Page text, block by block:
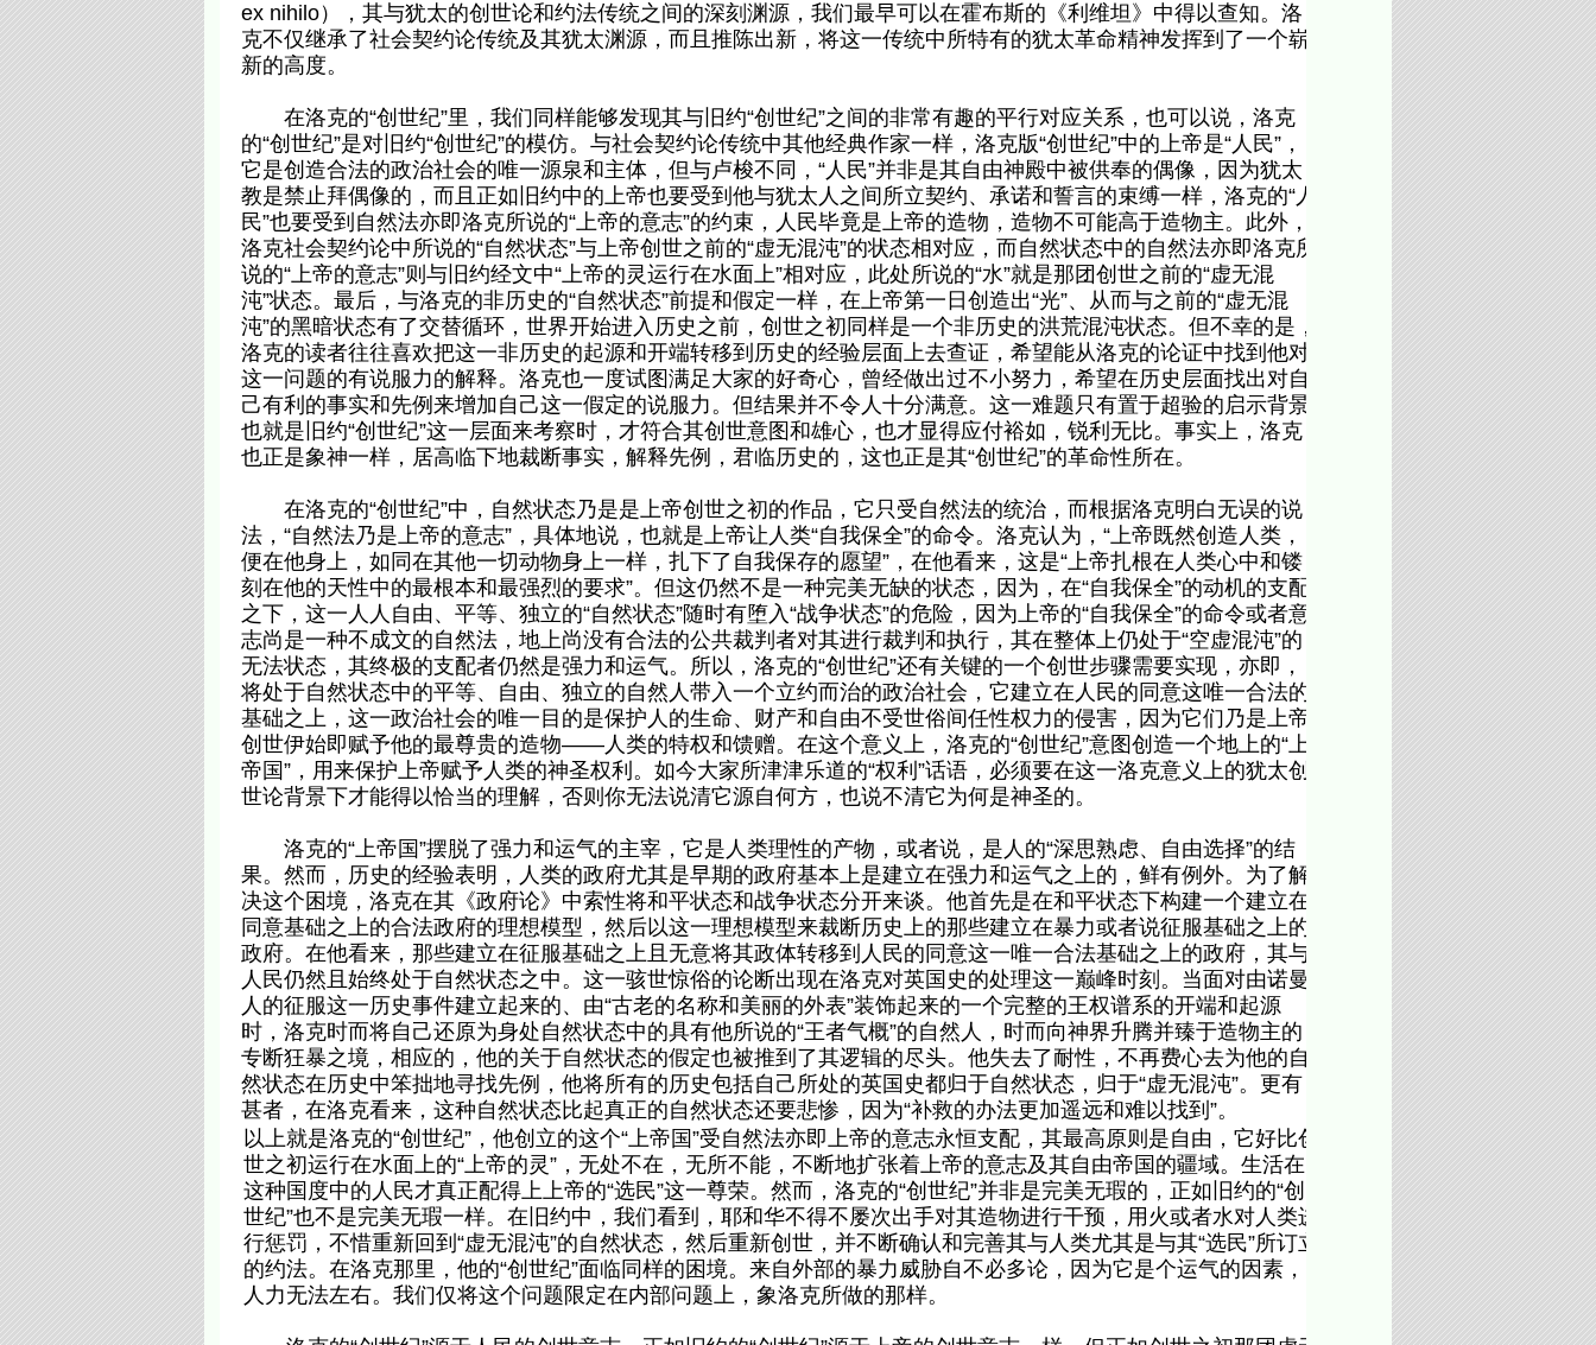
ex nihilo），其与犹太的创世论和约法传统之间的深刻渊源，我们最早可以在霍布斯的《利维坦》中得以查知。洛
克不仅继承了社会契约论传统及其犹太渊源，而且推陈出新，将这一传统中所特有的犹太革命精神发挥到了一个崭
新的高度。
在洛克的“创世纪”里，我们同样能够发现其与旧约“创世纪”之间的非常有趣的平行对应关系，也可以说，洛克
的“创世纪”是对旧约“创世纪”的模仿。与社会契约论传统中其他经典作家一样，洛克版“创世纪”中的上帝是“人民”，
它是创造合法的政治社会的唯一源泉和主体，但与卢梭不同，“人民”并非是其自由神殿中被供奉的偶像，因为犹太
教是禁止拜偶像的，而且正如旧约中的上帝也要受到他与犹太人之间所立契约、承诺和誓言的束缚一样，洛克的“人
民”也要受到自然法亦即洛克所说的“上帝的意志”的约束，人民毕竟是上帝的造物，造物不可能高于造物主。此外，
洛克社会契约论中所说的“自然状态”与上帝创世之前的“虚无混沌”的状态相对应，而自然状态中的自然法亦即洛克所
说的“上帝的意志”则与旧约经文中“上帝的灵运行在水面上”相对应，此处所说的“水”就是那团创世之前的“虚无混
沌”状态。最后，与洛克的非历史的“自然状态”前提和假定一样，在上帝第一日创造出“光”、从而与之前的“虚无混
沌”的黑暗状态有了交替循环，世界开始进入历史之前，创世之初同样是一个非历史的洪荒混沌状态。但不幸的是，
洛克的读者往往喜欢把这一非历史的起源和开端转移到历史的经验层面上去查证，希望能从洛克的论证中找到他对
这一问题的有说服力的解释。洛克也一度试图满足大家的好奇心，曾经做出过不小努力，希望在历史层面找出对自
己有利的事实和先例来增加自己这一假定的说服力。但结果并不令人十分满意。这一难题只有置于超验的启示背景
也就是旧约“创世纪”这一层面来考察时，才符合其创世意图和雄心，也才显得应付裕如，锐利无比。事实上，洛克
也正是象神一样，居高临下地裁断事实，解释先例，君临历史的，这也正是其“创世纪”的革命性所在。
在洛克的“创世纪”中，自然状态乃是是上帝创世之初的作品，它只受自然法的统治，而根据洛克明白无误的说
法，“自然法乃是上帝的意志”，具体地说，也就是上帝让人类“自我保全”的命令。洛克认为，“上帝既然创造人类，
便在他身上，如同在其他一切动物身上一样，扎下了自我保存的愿望”，在他看来，这是“上帝扎根在人类心中和镂
刻在他的天性中的最根本和最强烈的要求”。但这仍然不是一种完美无缺的状态，因为，在“自我保全”的动机的支配
之下，这一人人自由、平等、独立的“自然状态”随时有堕入“战争状态”的危险，因为上帝的“自我保全”的命令或者意
志尚是一种不成文的自然法，地上尚没有合法的公共裁判者对其进行裁判和执行，其在整体上仍处于“空虚混沌”的
无法状态，其终极的支配者仍然是强力和运气。所以，洛克的“创世纪”还有关键的一个创世步骤需要实现，亦即，
将处于自然状态中的平等、自由、独立的自然人带入一个立约而治的政治社会，它建立在人民的同意这唯一合法的
基础之上，这一政治社会的唯一目的是保护人的生命、财产和自由不受世俗间任性权力的侵害，因为它们乃是上帝
创世伊始即赋予他的最尊贵的造物——人类的特权和馈赠。在这个意义上，洛克的“创世纪”意图创造一个地上的“上
帝国”，用来保护上帝赋予人类的神圣权利。如今大家所津津乐道的“权利”话语，必须要在这一洛克意义上的犹太创
世论背景下才能得以恰当的理解，否则你无法说清它源自何方，也说不清它为何是神圣的。
洛克的“上帝国”摆脱了强力和运气的主宰，它是人类理性的产物，或者说，是人的“深思熟虑、自由选择”的结
果。然而，历史的经验表明，人类的政府尤其是早期的政府基本上是建立在强力和运气之上的，鲜有例外。为了解
决这个困境，洛克在其《政府论》中索性将和平状态和战争状态分开来谈。他首先是在和平状态下构建一个建立在
同意基础之上的合法政府的理想模型，然后以这一理想模型来裁断历史上的那些建立在暴力或者说征服基础之上的
政府。在他看来，那些建立在征服基础之上且无意将其政体转移到人民的同意这一唯一合法基础之上的政府，其与
人民仍然且始终处于自然状态之中。这一骇世惊俗的论断出现在洛克对英国史的处理这一巅峰时刻。当面对由诺曼
人的征服这一历史事件建立起来的、由“古老的名称和美丽的外表”装饰起来的一个完整的王权谱系的开端和起源
时，洛克时而将自己还原为身处自然状态中的具有他所说的“王者气概”的自然人，时而向神界升腾并臻于造物主的
专断狂暴之境，相应的，他的关于自然状态的假定也被推到了其逻辑的尽头。他失去了耐性，不再费心去为他的自
然状态在历史中笨拙地寻找先例，他将所有的历史包括自己所处的英国史都归于自然状态，归于“虚无混沌”。更有
甚者，在洛克看来，这种自然状态比起真正的自然状态还要悲惨，因为“补救的办法更加遥远和难以找到”。
以上就是洛克的“创世纪”，他创立的这个“上帝国”受自然法亦即上帝的意志永恒支配，其最高原则是自由，它好比创
世之初运行在水面上的“上帝的灵”，无处不在，无所不能，不断地扩张着上帝的意志及其自由帝国的疆域。生活在
这种国度中的人民才真正配得上上帝的“选民”这一尊荣。然而，洛克的“创世纪”并非是完美无瑕的，正如旧约的“创
世纪”也不是完美无瑕一样。在旧约中，我们看到，耶和华不得不屡次出手对其造物进行干预，用火或者水对人类进
行惩罚，不惜重新回到“虚无混沌”的自然状态，然后重新创世，并不断确认和完善其与人类尤其是与其“选民”所订立
的约法。在洛克那里，他的“创世纪”面临同样的困境。来自外部的暴力威胁自不必多论，因为它是个运气的因素，
人力无法左右。我们仅将这个问题限定在内部问题上，象洛克所做的那样。